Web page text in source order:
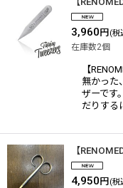
3,960 円 (税
在庫数2個
【
無かった
ザーです
だりする
【
4,950 円 (税